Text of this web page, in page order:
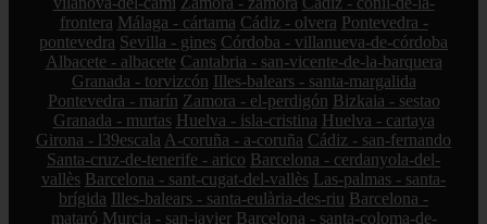
frontera Málaga - cártama Cádiz - olvera Pontevedra -
pontevedra Sevilla - gines Córdoba - villanueva-de-córdoba
Albacete - albacete Cantabria - san-vicente-de-la-barquera
Granada - torvizcón Illes-balears - santa-margalida
Pontevedra - marín Zamora - el-perdigón Bizkaia - sestao
Granada - murtas Huelva - isla-cristina Huelva - cartaya
Girona - l39escala A-coruña - a-coruña Cádiz - san-fernando
Santa-cruz-de-tenerife - arico Barcelona - cerdanyola-del-
vallès Barcelona - sant-cugat-del-vallès Las-palmas - santa-
brígida Illes-balears - santa-eulària-des-riu Barcelona -
mataró Murcia - san-javier Barcelona - santa-coloma-de-